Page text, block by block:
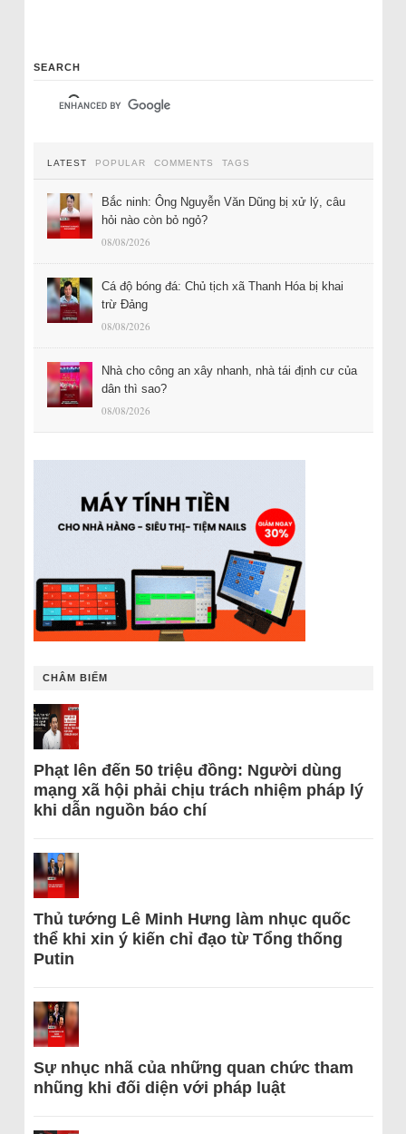
SEARCH
LATEST POPULAR COMMENTS TAGS
Bắc ninh: Ông Nguyễn Văn Dũng bị xử lý, câu
hỏi nào còn bỏ ngỏ?
08/08/2026
Cá độ bóng đá: Chủ tịch xã Thanh Hóa bị khai
trừ Đảng
08/08/2026
Nhà cho công an xây nhanh, nhà tái định cư của
dân thì sao?
08/08/2026
CHÂM BIẾM
Phạt lên đến 50 triệu đồng: Người dùng
mạng xã hội phải chịu trách nhiệm pháp lý
khi dẫn nguồn báo chí
Thủ tướng Lê Minh Hưng làm nhục quốc
thể khi xin ý kiến chỉ đạo từ Tổng thống
Putin
Sự nhục nhã của những quan chức tham
nhũng khi đối diện với pháp luật